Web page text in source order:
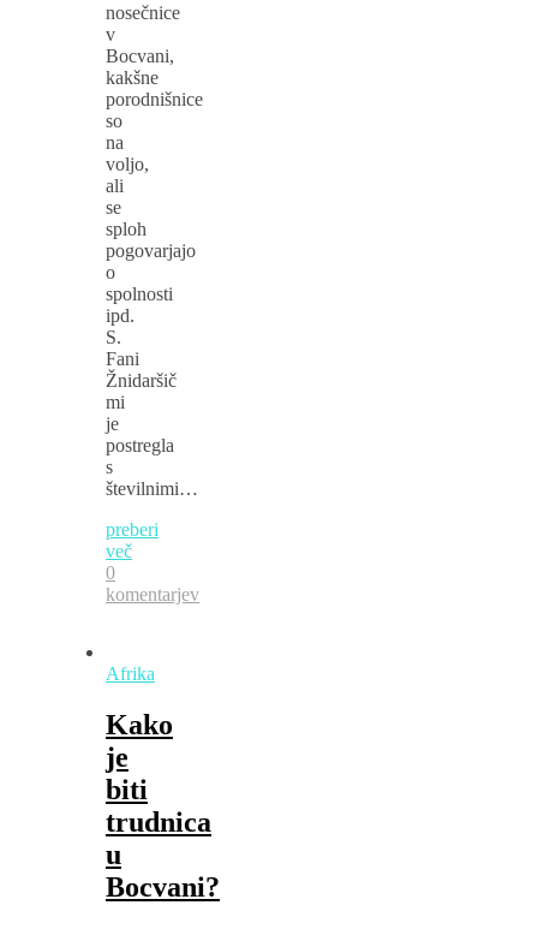
nosečnice
v
Bocvani,
kakšne
porodnišnice
so
na
voljo,
ali
se
sploh
pogovarjajo
o
spolnosti
ipd.
S.
Fani
Žnidaršič
mi
je
postregla
s
številnimi…
preberi
več
0
komentarjev
Afrika
Kako
je
biti
trudnica
u
Bocvani?